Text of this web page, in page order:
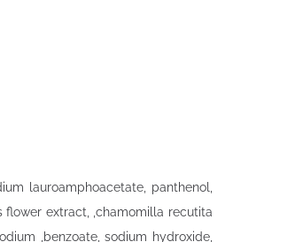
lauroamphoacetate, panthenol,
extract, ,chamomilla recutita
,benzoate, sodium hydroxide,